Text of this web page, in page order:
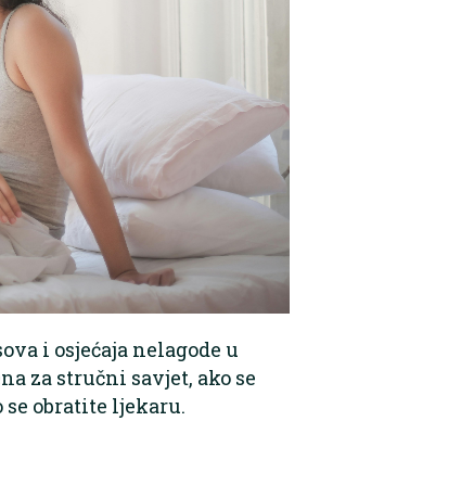
i osjećaja nelagode u
za stručni savjet, ako se
obratite ljekaru.